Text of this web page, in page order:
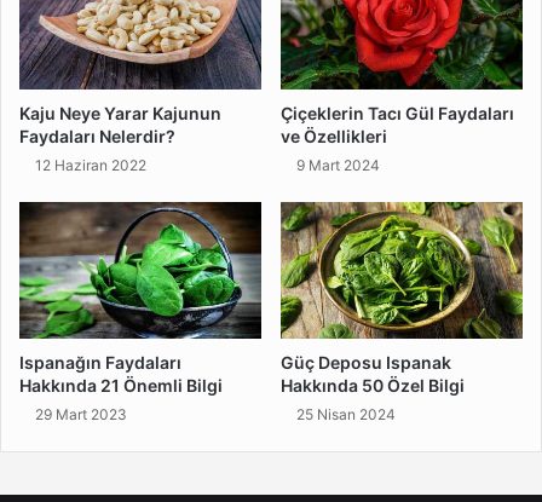
Kaju Neye Yarar Kajunun
Faydaları Nelerdir?
12 Haziran 2022
Çiçeklerin Tacı Gül Faydaları
ve Özellikleri
9 Mart 2024
Ispanağın Faydaları
Hakkında 21 Önemli Bilgi
29 Mart 2023
Güç Deposu Ispanak
Hakkında 50 Özel Bilgi
25 Nisan 2024